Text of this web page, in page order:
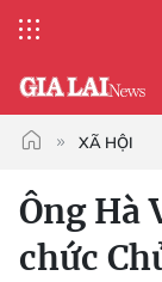
XÃ HỘI
Ông Hà
chức